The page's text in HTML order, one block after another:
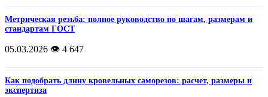
Метрическая резьба: полное руководство по шагам, размерам и
стандартам ГОСТ
05.03.2026 👁️ 4 647
Как подобрать длину кровельных саморезов: расчет, размеры и
экспертиза